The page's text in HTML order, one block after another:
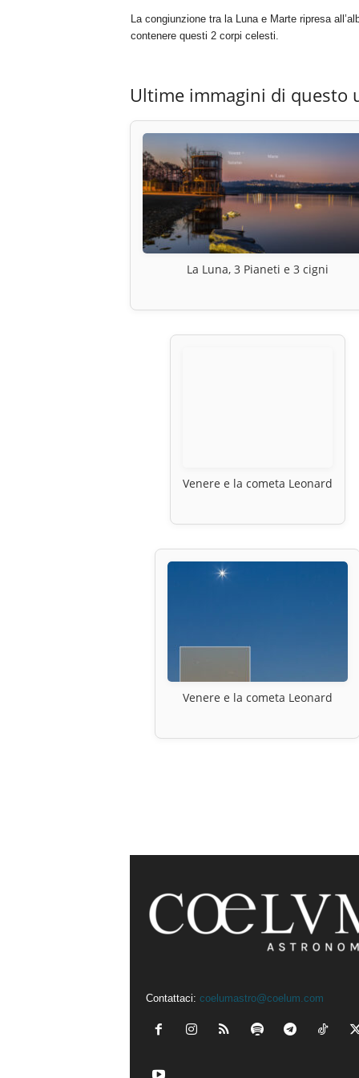
La congiunzione tra la Luna e Marte ripresa
contenere questi 2 corpi celesti.
Ultime immagini di questo
La Luna, 3 Pianeti e 3 cigni
Venere e la cometa Leonard
Venere e la cometa Leonard
Contattaci: coelumastro@coelum.com